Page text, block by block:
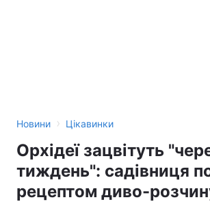
Новини › Цікавинки
Орхідеї зацвітуть
тиждень": садівниця
рецептом диво-